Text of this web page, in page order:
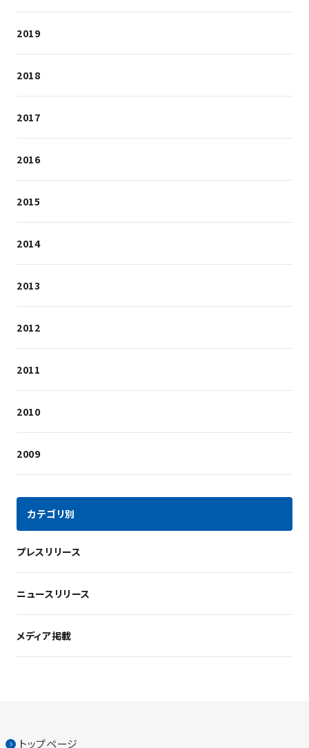
2019
2018
2017
2016
2015
2014
2013
2012
2011
2010
2009
カテゴリ別
プレスリリース
ニュースリリース
メディア掲載
トップページ